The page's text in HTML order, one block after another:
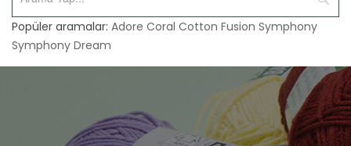
Popüler aramalar: Adore Coral Cotton Fusion Symphony
Symphony Dream